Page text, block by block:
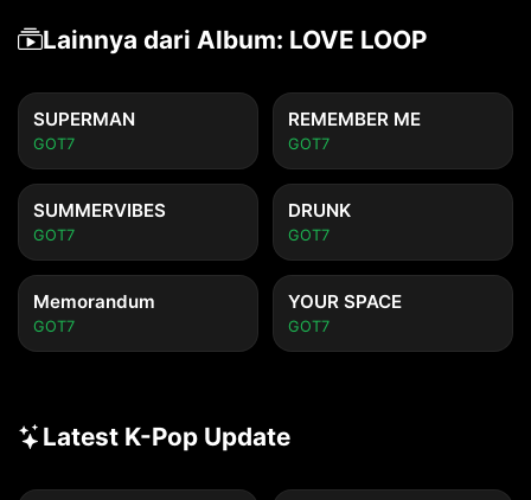
Lainnya dari Album: LOVE LOOP
SUPERMAN
GOT7
REMEMBER ME
GOT7
SUMMERVIBES
GOT7
DRUNK
GOT7
Memorandum
GOT7
YOUR SPACE
GOT7
Latest K-Pop Update